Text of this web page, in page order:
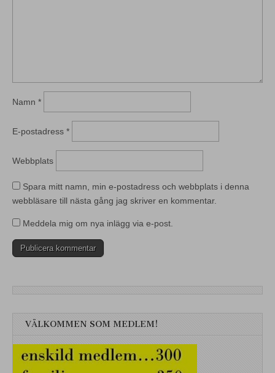
Namn *
E-postadress *
Webbplats
Spara mitt namn, min e-postadress och webbplats i denna
webbläsare till nästa gång jag skriver en kommentar.
Meddela mig om nya inlägg via e-post.
VÄLKOMMEN SOM MEDLEM!